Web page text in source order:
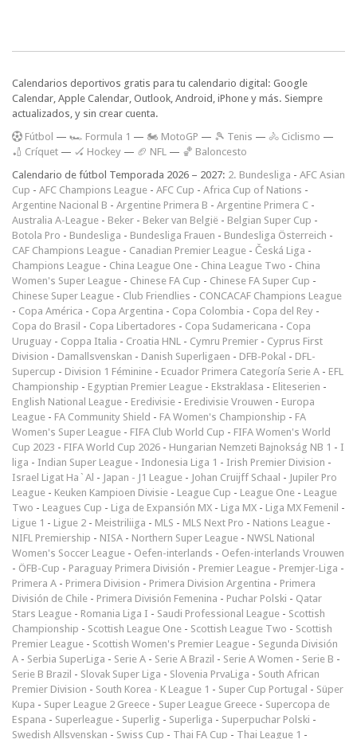
Calendarios deportivos gratis para tu calendario digital: Google
Calendar, Apple Calendar, Outlook, Android, iPhone y más. Siempre
actualizados, y sin crear cuenta.
Fútbol — 🏎️ Formula 1 — 🏍 MotoGP — 🎾 Tenis — 🚴 Ciclismo —
🏏 Críquet — 🏑 Hockey — 🏈 NFL — 🏀 Baloncesto
Calendario de fútbol Temporada 2026 – 2027: 2. Bundesliga - AFC Asian
Cup - AFC Champions League - AFC Cup - Africa Cup of Nations -
Argentine Nacional B - Argentine Primera B - Argentine Primera C -
Australia A-League - Beker - Beker van België - Belgian Super Cup -
Botola Pro - Bundesliga - Bundesliga Frauen - Bundesliga Österreich -
CAF Champions League - Canadian Premier League - Česká Liga -
Champions League - China League One - China League Two - China
Women's Super League - Chinese FA Cup - Chinese FA Super Cup -
Chinese Super League - Club Friendlies - CONCACAF Champions League
- Copa América - Copa Argentina - Copa Colombia - Copa del Rey -
Copa do Brasil - Copa Libertadores - Copa Sudamericana - Copa
Uruguay - Coppa Italia - Croatia HNL - Cymru Premier - Cyprus First
Division - Damallsvenskan - Danish Superligaen - DFB-Pokal - DFL-
Supercup - Division 1 Féminine - Ecuador Primera Categoría Serie A - EFL
Championship - Egyptian Premier League - Ekstraklasa - Eliteserien -
English National League - Eredivisie - Eredivisie Vrouwen - Europa
League - FA Community Shield - FA Women's Championship - FA
Women's Super League - FIFA Club World Cup - FIFA Women's World
Cup 2023 - FIFA World Cup 2026 - Hungarian Nemzeti Bajnokság NB 1 - I
liga - Indian Super League - Indonesia Liga 1 - Irish Premier Division -
Israel Ligat Ha`Al - Japan - J1 League - Johan Cruijff Schaal - Jupiler Pro
League - Keuken Kampioen Divisie - League Cup - League One - League
Two - Leagues Cup - Liga de Expansión MX - Liga MX - Liga MX Femenil -
Ligue 1 - Ligue 2 - Meistriliiga - MLS - MLS Next Pro - Nations League -
NIFL Premiership - NISA - Northern Super League - NWSL National
Women's Soccer League - Oefen-interlands - Oefen-interlands Vrouwen
- ÖFB-Cup - Paraguay Primera División - Premier League - Premjer-Liga -
Primera A - Primera Division - Primera Division Argentina - Primera
División de Chile - Primera División Femenina - Puchar Polski - Qatar
Stars League - Romania Liga I - Saudi Professional League - Scottish
Championship - Scottish League One - Scottish League Two - Scottish
Premier League - Scottish Women's Premier League - Segunda División
A - Serbia SuperLiga - Serie A - Serie A Brazil - Serie A Women - Serie B -
Serie B Brazil - Slovak Super Liga - Slovenia PrvaLiga - South African
Premier Division - South Korea - K League 1 - Super Cup Portugal - Süper
Kupa - Super League 2 Greece - Super League Greece - Supercopa de
Espana - Superleague - Superlig - Superliga - Superpuchar Polski -
Swedish Allsvenskan - Swiss Cup - Thai FA Cup - Thai League 1 -